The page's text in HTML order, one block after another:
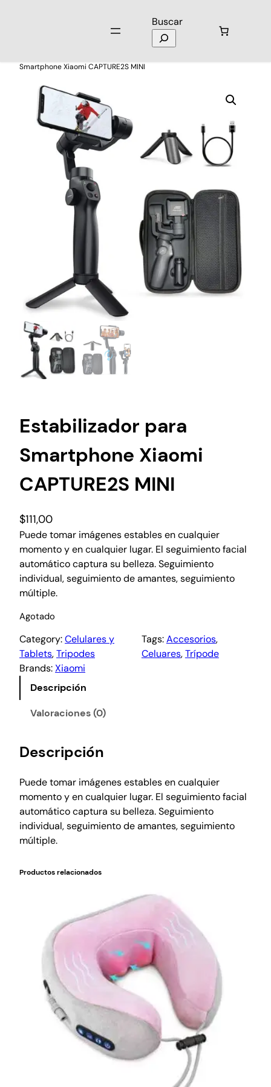
Buscar
Smartphone Xiaomi CAPTURE2S MINI
Estabilizador para
Smartphone Xiaomi
CAPTURE2S MINI
$111,00
Puede tomar imágenes estables en cualquier
momento y en cualquier lugar. El seguimiento facial
automático captura su belleza. Seguimiento
individual, seguimiento de amantes, seguimiento
múltiple.
Agotado
Category:Celulares y
Tablets, Tripodes
Tags:Accesorios,
Celuares, Trípode
Brands:Xiaomi
Descripción
Valoraciones (0)
Descripción
Puede tomar imágenes estables en cualquier
momento y en cualquier lugar. El seguimiento facial
automático captura su belleza. Seguimiento
individual, seguimiento de amantes, seguimiento
múltiple.
Productos relacionados